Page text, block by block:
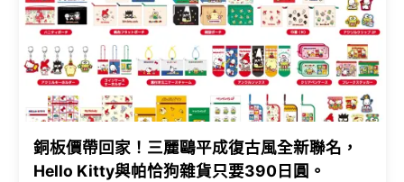
銅板價帶回家！三麗鷗平成復古風全新聯名，
Hello Kitty與帕恰狗雜貨只要390日圓。